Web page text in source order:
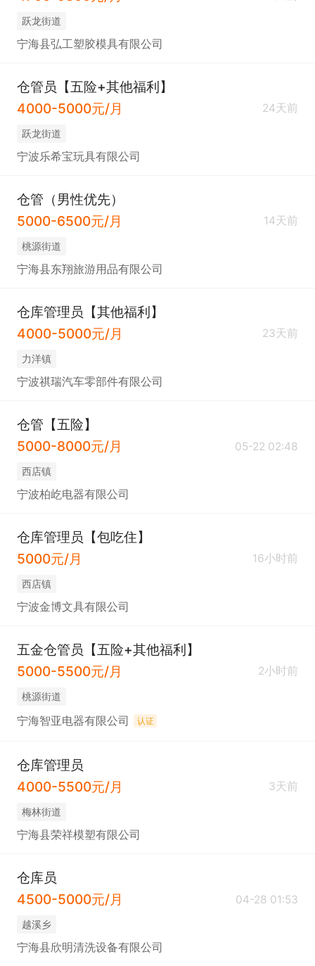
跃龙街道
宁海县弘工塑胶模具有限公司
仓管员【五险+其他福利】
4000-5000元/月
24天前
跃龙街道
宁波乐希宝玩具有限公司
仓管（男性优先）
5000-6500元/月
14天前
桃源街道
宁海县东翔旅游用品有限公司
仓库管理员【其他福利】
4000-5000元/月
23天前
力洋镇
宁波祺瑞汽车零部件有限公司
仓管【五险】
5000-8000元/月
05-22 02:48
西店镇
宁波柏屹电器有限公司
仓库管理员【包吃住】
5000元/月
16小时前
西店镇
宁波金博文具有限公司
五金仓管员【五险+其他福利】
5000-5500元/月
2小时前
桃源街道
宁海智亚电器有限公司 认证
仓库管理员
4000-5500元/月
3天前
梅林街道
宁海县荣祥模塑有限公司
仓库员
4500-5000元/月
04-28 01:53
越溪乡
宁海县欣明清洗设备有限公司